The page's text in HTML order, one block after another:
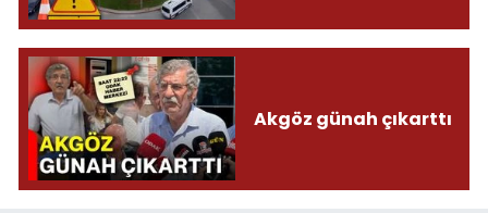
Akgöz günah çıkarttı